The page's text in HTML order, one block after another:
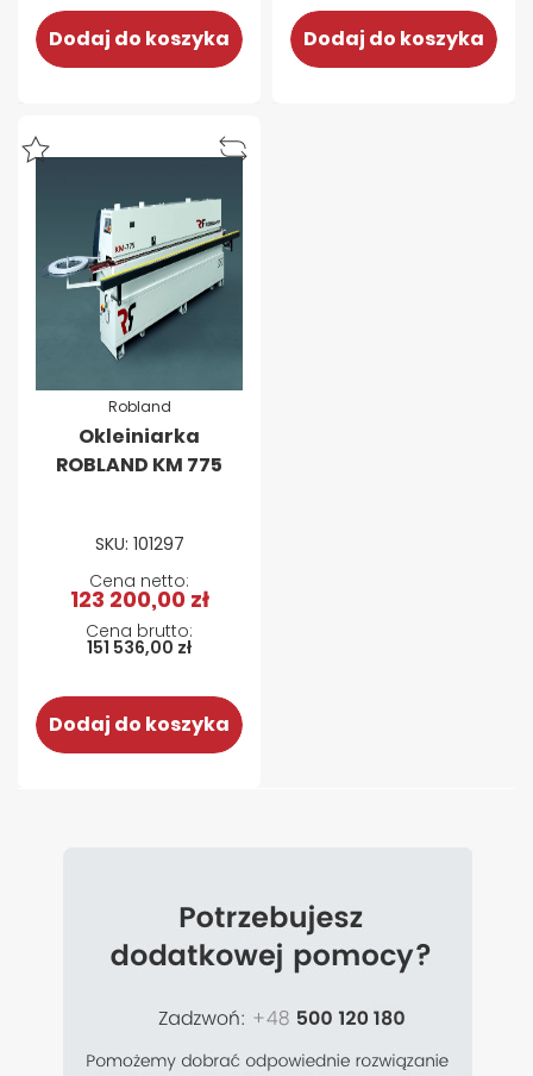
Dodaj do koszyka Dodaj do koszyka
Robland
Okleiniarka
ROBLAND KM 775
SKU: 101297
151 536,00 zł
123 200,00 zł
Dodaj do koszyka